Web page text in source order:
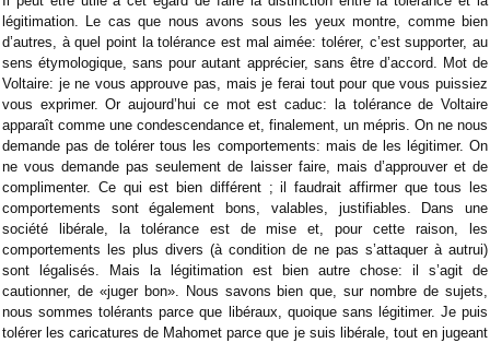
légitimation. Le cas que nous avons sous les yeux montre, comme bien
d’autres, à quel point la tolérance est mal aimée: tolérer, c’est supporter, au
sens étymologique, sans pour autant apprécier, sans être d’accord. Mot de
Voltaire: je ne vous approuve pas, mais je ferai tout pour que vous puissiez
vous exprimer. Or aujourd’hui ce mot est caduc: la tolérance de Voltaire
apparaît comme une condescendance et, finalement, un mépris. On ne nous
demande pas de tolérer tous les comportements: mais de les légitimer. On
ne vous demande pas seulement de laisser faire, mais d’approuver et de
complimenter. Ce qui est bien différent ; il faudrait affirmer que tous les
comportements sont également bons, valables, justifiables. Dans une
société libérale, la tolérance est de mise et, pour cette raison, les
comportements les plus divers (à condition de ne pas s’attaquer à autrui)
sont légalisés. Mais la légitimation est bien autre chose: il s’agit de
cautionner, de «juger bon». Nous savons bien que, sur nombre de sujets,
nous sommes tolérants parce que libéraux, quoique sans légitimer. Je puis
tolérer les caricatures de Mahomet parce que je suis libérale, tout en jugeant